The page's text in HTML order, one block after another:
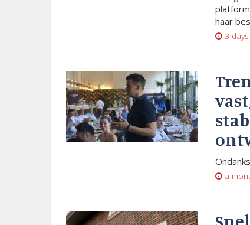
haar
3
a